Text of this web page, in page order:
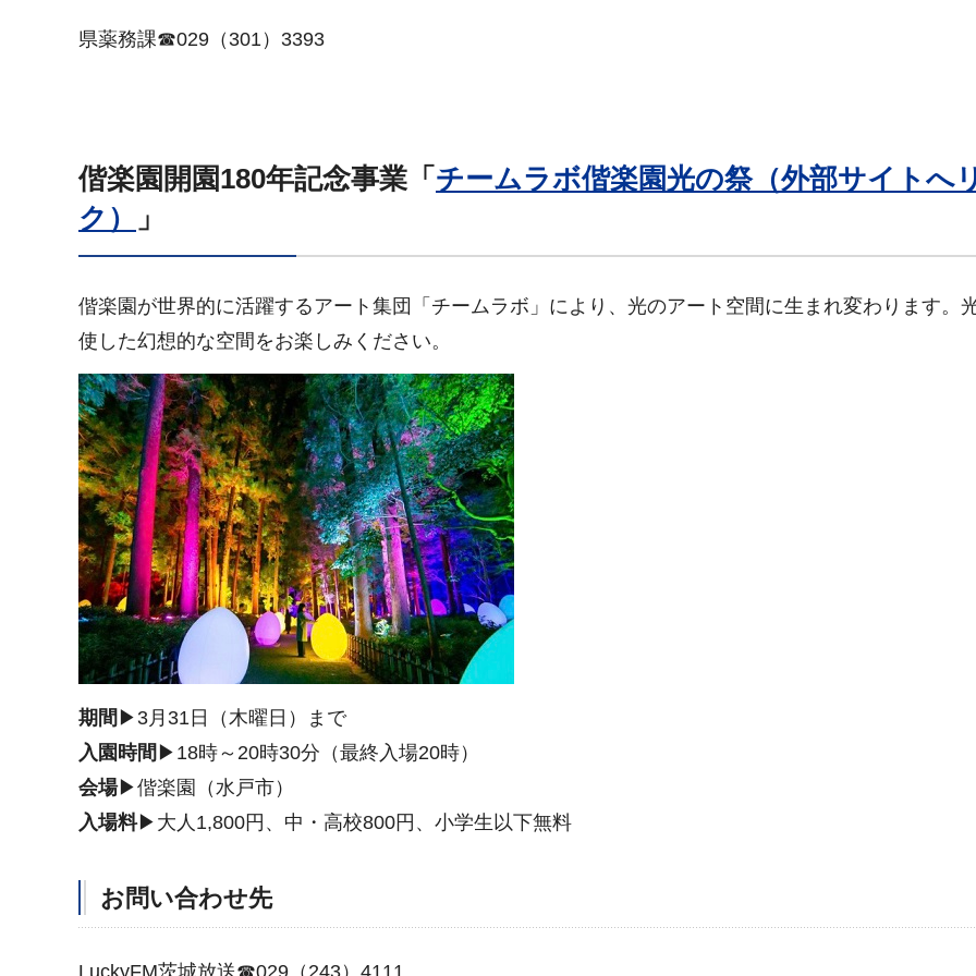
県薬務課☎029（301）3393
偕楽園開園180年記念事業「 チームラボ偕楽園光の祭（外部サイトへ
ク）
」
偕楽園が世界的に活躍するアート集団「チームラボ」により、光のアート空間に生まれ変わります。
使した幻想的な空間をお楽しみください。
期間 ▶3月31日（木曜日）まで
入園時間 ▶18時～20時30分（最終入場20時）
会場▶偕楽園（水戸市）
入場料▶大人1,800円、中・高校800円、小学生以下無料
お問い合わせ先